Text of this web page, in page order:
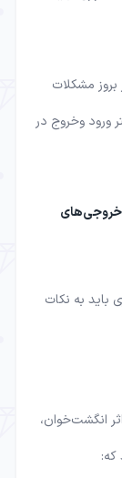
بروز مشکلات
ورود وخروج در
خروجی‌های
باید به نکات
انگشت‌خوان،
که: